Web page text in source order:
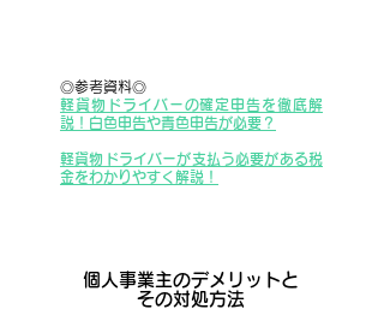
◎参考資料◎
軽貨物ドライバーの確定申告を徹底解
説！ 白色申告や青色申告が必要？
軽貨物ドライバーが支払う必要がある税
金をわかりやすく解説！
個人事業主のデメリットと
その対処方法